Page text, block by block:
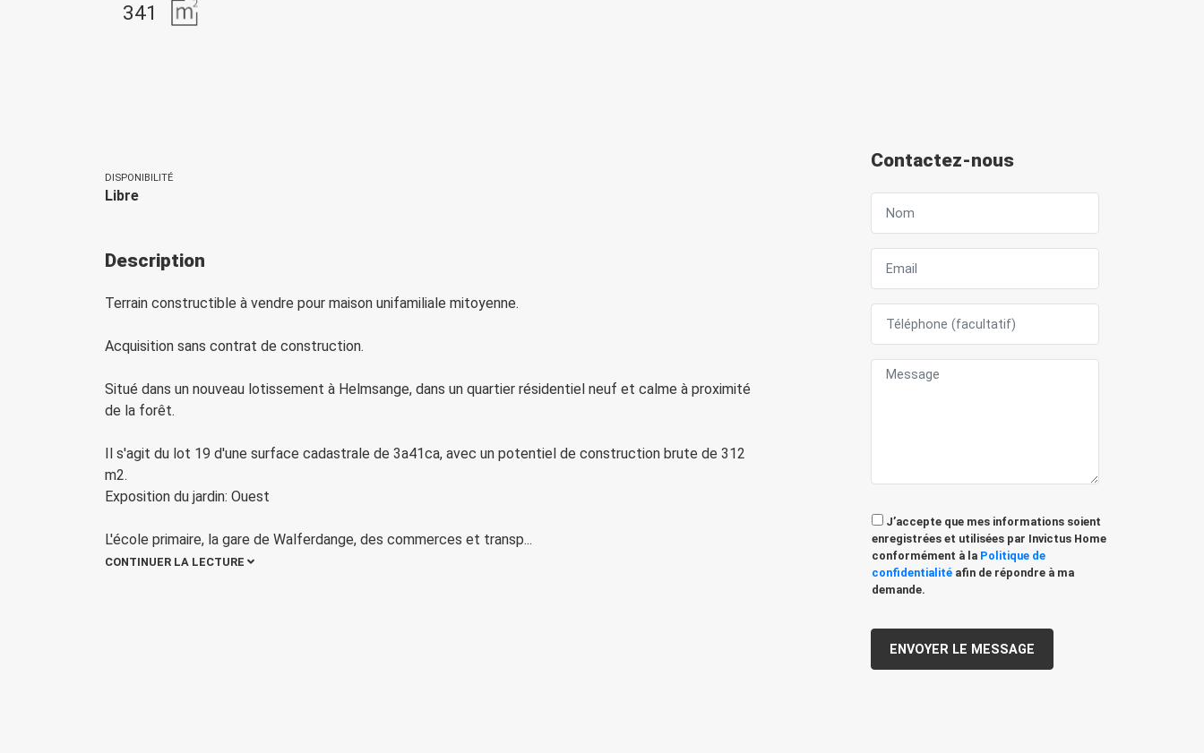
341
DISPONIBILITÉ
Libre
Description
Terrain constructible à vendre pour maison unifamiliale mitoyenne.
Acquisition sans contrat de construction.
Situé dans un nouveau lotissement à Helmsange, dans un quartier résidentiel neuf et calme à proximité
de la forêt.
Il s'agit du lot 19 d'une surface cadastrale de 3a41ca, avec un potentiel de construction brute de 312
m2.
Exposition du jardin: Ouest
L'école primaire, la gare de Walferdange, des commerces et transp...
CONTINUER LA LECTURE
Contactez-nous
J’accepte que mes informations soient
enregistrées et utilisées par Invictus Home
conformément à la Politique de
confidentialité afin de répondre à ma
demande.